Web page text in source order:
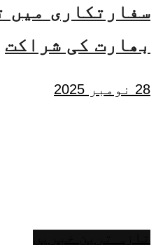
سفارتکاری میں
بھارت کی شراکت
28 نومبر 2025